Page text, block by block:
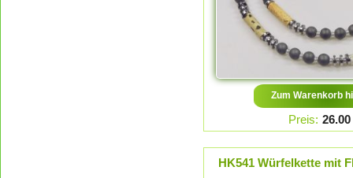
Zum Warenkorb
Preis: 26.00
HK541 Würfelkette mit